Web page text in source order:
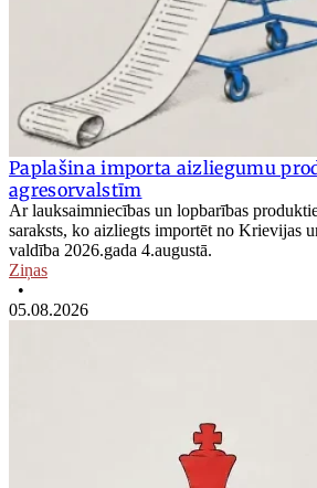
Paplašina importa aizliegumu
agresorvalstīm
Ar lauksaimniecības un lopbarības
saraksts, ko aizliegts importēt no Krievijas
valdība 2026.gada 4.augustā.
Ziņas
•
05.08.2026